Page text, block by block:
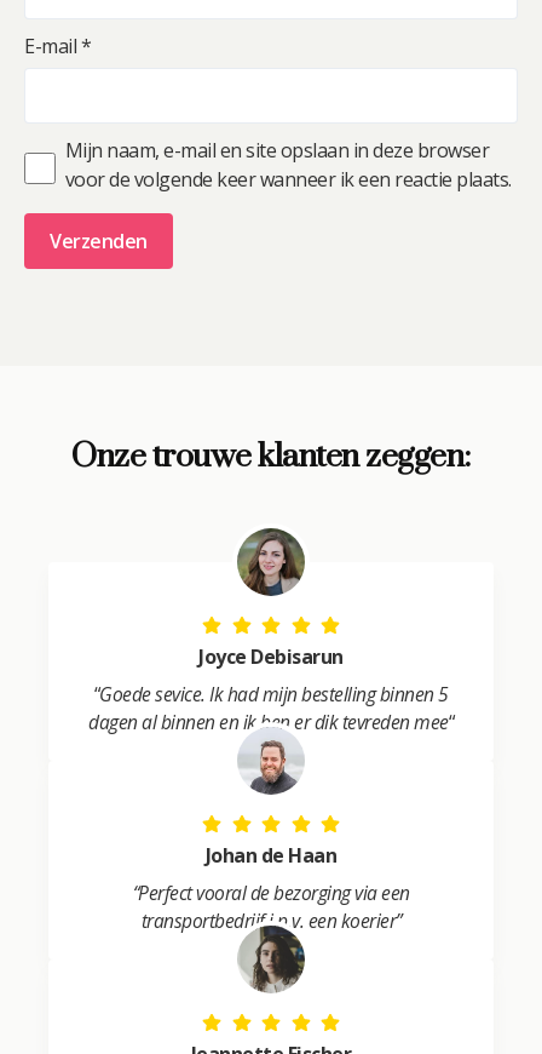
E-mail*
Mijn naam, e-mail en site opslaan in deze browser
voor de volgende keer wanneer ik een reactie plaats.
Onze trouwe klanten zeggen:
Joyce Debisarun
“Goede sevice. Ik had mijn bestelling binnen 5
dagen al binnen en ik ben er dik tevreden mee“
Johan de Haan
“Perfect vooral de bezorging via een
transportbedrijf i.p.v. een koerier”